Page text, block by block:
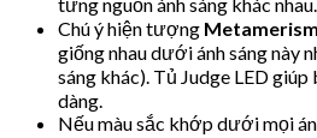
từng nguồn ánh sáng khác nhau.
Chú ý hiện tượng Metamerism
giống nhau dưới ánh sáng này
sáng khác). Tủ Judge LED
dàng.
Nếu màu sắc khớp dưới mọi